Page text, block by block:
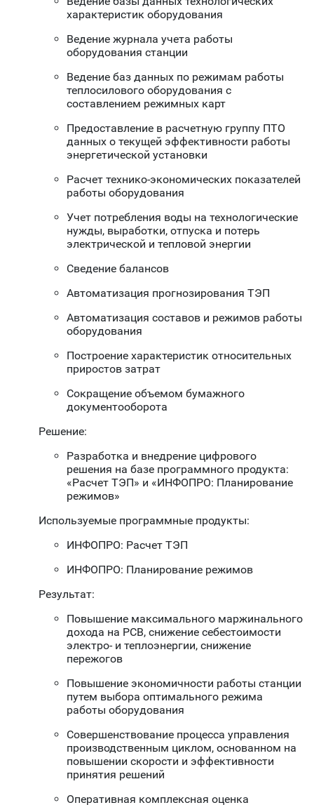
характеристик оборудования
Ведение журнала учета работы
оборудования станции
Ведение баз данных по режимам работы
теплосилового оборудования с
составлением режимных карт
Предоставление в расчетную группу ПТО
данных о текущей эффективности работы
энергетической установки
Расчет технико-экономических показателей
работы оборудования
Учет потребления воды на технологические
нужды, выработки, отпуска и потерь
электрической и тепловой энергии
Сведение балансов
Автоматизация прогнозирования ТЭП
Автоматизация составов и режимов работы
оборудования
Построение характеристик относительных
приростов затрат
Сокращение объемом бумажного
документооборота
Решение:
Разработка и внедрение цифрового
решения на базе программного продукта:
«Расчет ТЭП» и «ИНФОПРО: Планирование
режимов»
Используемые программные продукты:
ИНФОПРО: Расчет ТЭП
ИНФОПРО: Планирование режимов
Результат:
Повышение максимального маржинального
дохода на РСВ, снижение себестоимости
электро- и теплоэнергии, снижение
пережогов
Повышение экономичности работы станции
путем выбора оптимального режима
работы оборудования
Совершенствование процесса управления
производственным циклом, основанном на
повышении скорости и эффективности
принятия решений
Оперативная комплексная оценка